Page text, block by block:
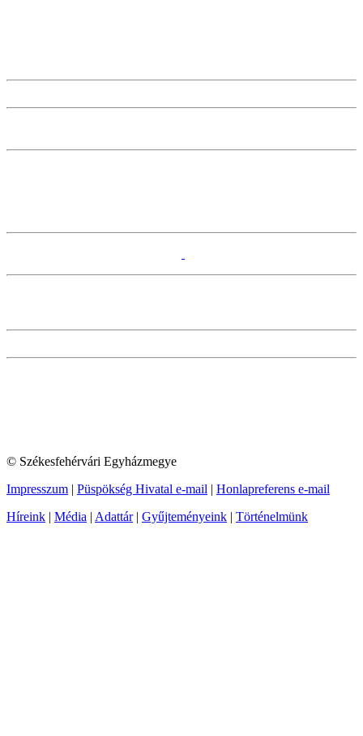
© Székesfehérvári Egyházmegye
Impresszum | Püspökség Hivatal e-mail | Honlapreferens e-mail
Híreink | Média | Adattár| Gyűjteményeink | Történelmünk